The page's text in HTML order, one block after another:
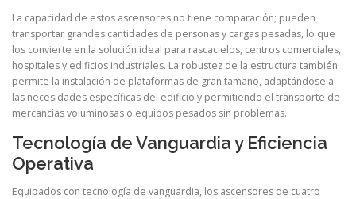
La capacidad de estos ascensores no tiene comparación; pueden
transportar grandes cantidades de personas y cargas pesadas, lo que
los convierte en la solución ideal para rascacielos, centros comerciales,
hospitales y edificios industriales. La robustez de la estructura también
permite la instalación de plataformas de gran tamaño, adaptándose a
las necesidades específicas del edificio y permitiendo el transporte de
mercancías voluminosas o equipos pesados sin problemas.
Tecnología de Vanguardia y Eficiencia
Operativa
Equipados con tecnología de vanguardia, los ascensores de cuatro